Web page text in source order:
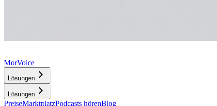
MorVoice
Lösungen
Lösungen
PreiseMarktplatzPodcasts hörenBlog